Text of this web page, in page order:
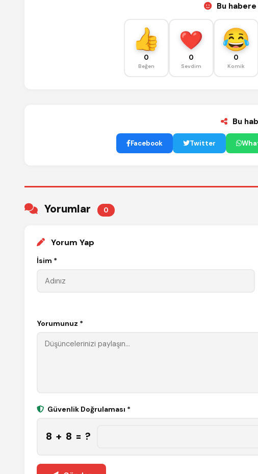
Bu
0
Beğen
0
Sevdim
0
Komik
Bu
Facebook Twitter
Yorumlar 0
Yorum Yap
İsim *
Yorumunuz *
Güvenlik Doğrulaması *
8 + 8 = ?